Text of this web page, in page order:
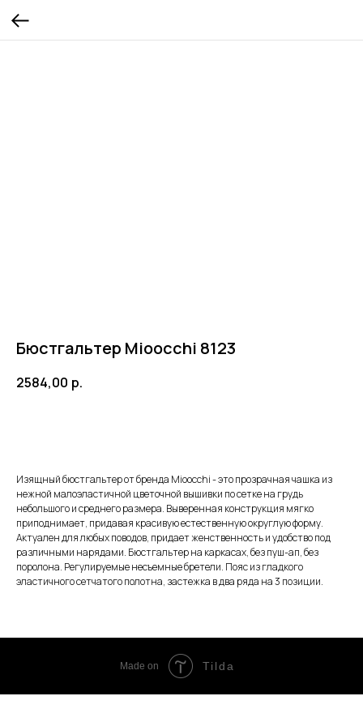
Бюстгальтер Mioocchi 8123
2584,00 р.
Изящный бюстгальтер от бренда Mioocchi - это прозрачная чашка из
нежной малоэластичной цветочной вышивки по сетке на грудь
небольшого и среднего размера. Выверенная конструкция мягко
приподнимает, придавая красивую естественную округлую форму.
Актуален для любых поводов, придает женственность и удобство под
различными нарядами. Бюстгальтер на каркасах, без пуш-ап, без
поролона. Регулируемые несъемные бретели. Пояс из гладкого
эластичного сетчатого полотна, застежка в два ряда на 3 позиции.
Made on Tilda